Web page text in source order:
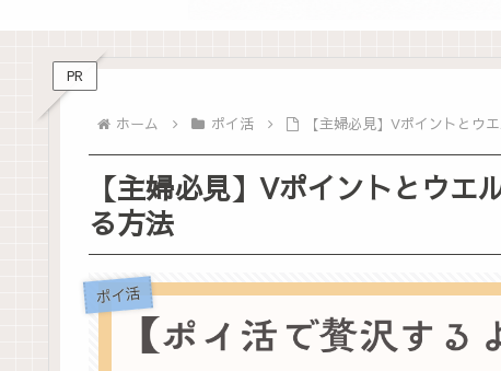
PR
ホーム ポイ活 【主婦必見】Vポイントとウ
【主婦必見】Vポイントとウ
る方法
ポイ活